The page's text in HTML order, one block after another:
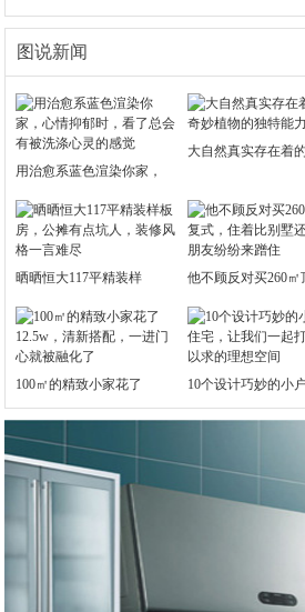
图说新闻
用治愈系蓝色渲染你家，
大自然真实存在着
晒晒恒大117平精装样 他不顾反对买260㎡
100㎡的精致小家花了 10个设计巧妙的小